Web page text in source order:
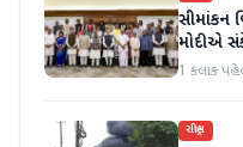
સીમાંકન
મોદીએ
બોલાવી
1 કલાક
રાષ્ટ્રીય